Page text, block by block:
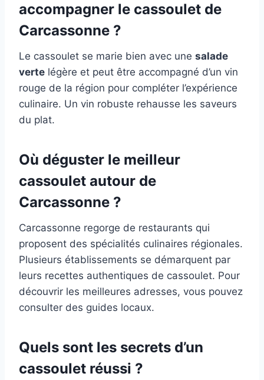
accompagner le cassoulet de
Carcassonne ?
Le cassoulet se marie bien avec une salade
verte légère et peut être accompagné d’un vin
rouge de la région pour compléter l’expérience
culinaire. Un vin robuste rehausse les saveurs
du plat.
Où déguster le meilleur
cassoulet autour de
Carcassonne ?
Carcassonne regorge de restaurants qui
proposent des spécialités culinaires régionales.
Plusieurs établissements se démarquent par
leurs recettes authentiques de cassoulet. Pour
découvrir les meilleures adresses, vous pouvez
consulter des guides locaux.
Quels sont les secrets d’un
cassoulet réussi ?